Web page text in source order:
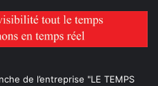
de l’entreprise "LE TEMPS